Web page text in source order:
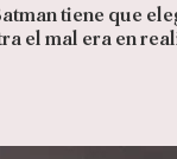
tiene que
el mal era en